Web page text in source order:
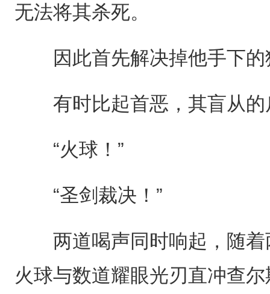
无法将其杀死。
因此首先解决掉他手下的
有时比起首恶，其盲从的
“火球！”
“圣剑裁决！”
两道喝声同时响起，随着
火球与数道耀眼光刃直冲查